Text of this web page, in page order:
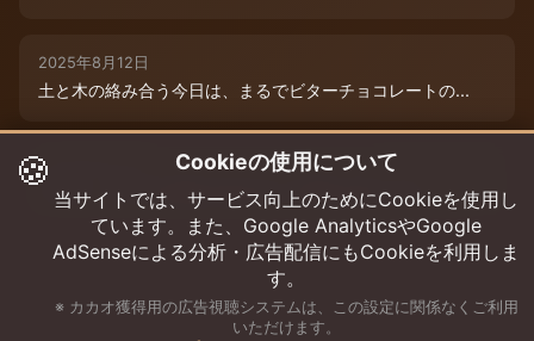
2025年8月12日
土と木の絡み合う今日は、まるでビターチョコレートの...
2025年8月12日
今日は、水と木の微妙な絡み合いが運命を彩ります。チ...
🍪 Cookieの使用について
当サイトでは、サービス向上のためにCookieを使用し
ています。また、Google AnalyticsやGoogle
AdSenseによる分析・広告配信にもCookieを利用しま
す。
※ カカオ獲得用の広告視聴システムは、この設定に関係なくご利用
いただけます。